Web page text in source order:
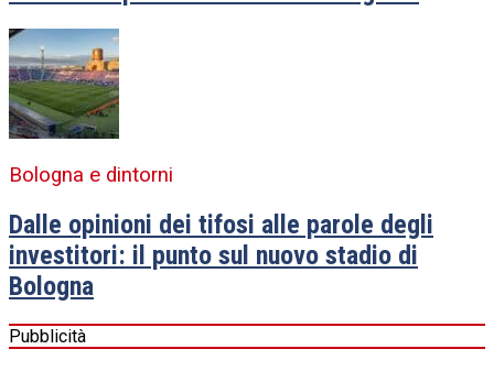
Bologna e dintorni
Dalle opinioni dei tifosi alle parole degli
investitori: il punto sul nuovo stadio di
Bologna
Pubblicità